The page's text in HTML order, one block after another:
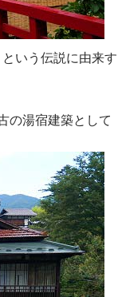
いう伝説に由来す
の湯宿建築として